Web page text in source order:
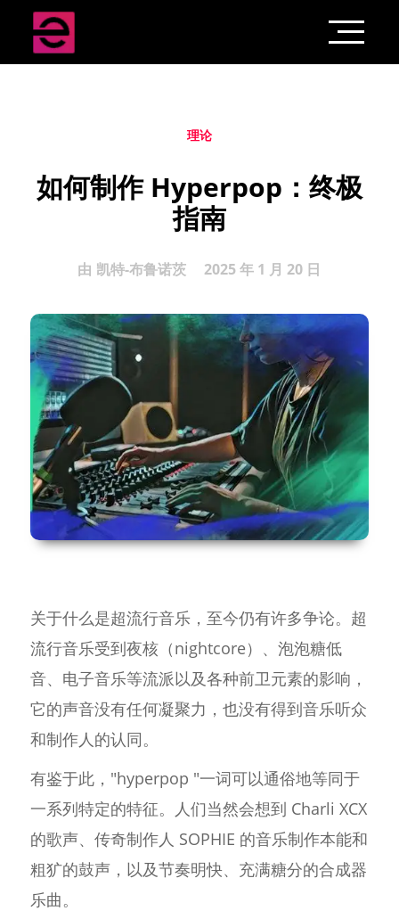
理论
如何制作 Hyperpop：终极
指南
由 凯特-布鲁诺茨 2025 年 1 月 20 日
关于什么是超流行音乐，至今仍有许多争论。超
流行音乐受到夜核（nightcore）、泡泡糖低
音、电子音乐等流派以及各种前卫元素的影响，
它的声音没有任何凝聚力，也没有得到音乐听众
和制作人的认同。
有鉴于此，"hyperpop "一词可以通俗地等同于
一系列特定的特征。人们当然会想到 Charli XCX
的歌声、传奇制作人 SOPHIE 的音乐制作本能和
粗犷的鼓声，以及节奏明快、充满糖分的合成器
乐曲。